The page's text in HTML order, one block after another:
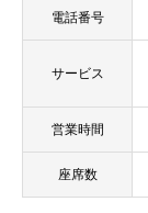
電話番号
サービス
営業時間
座席数